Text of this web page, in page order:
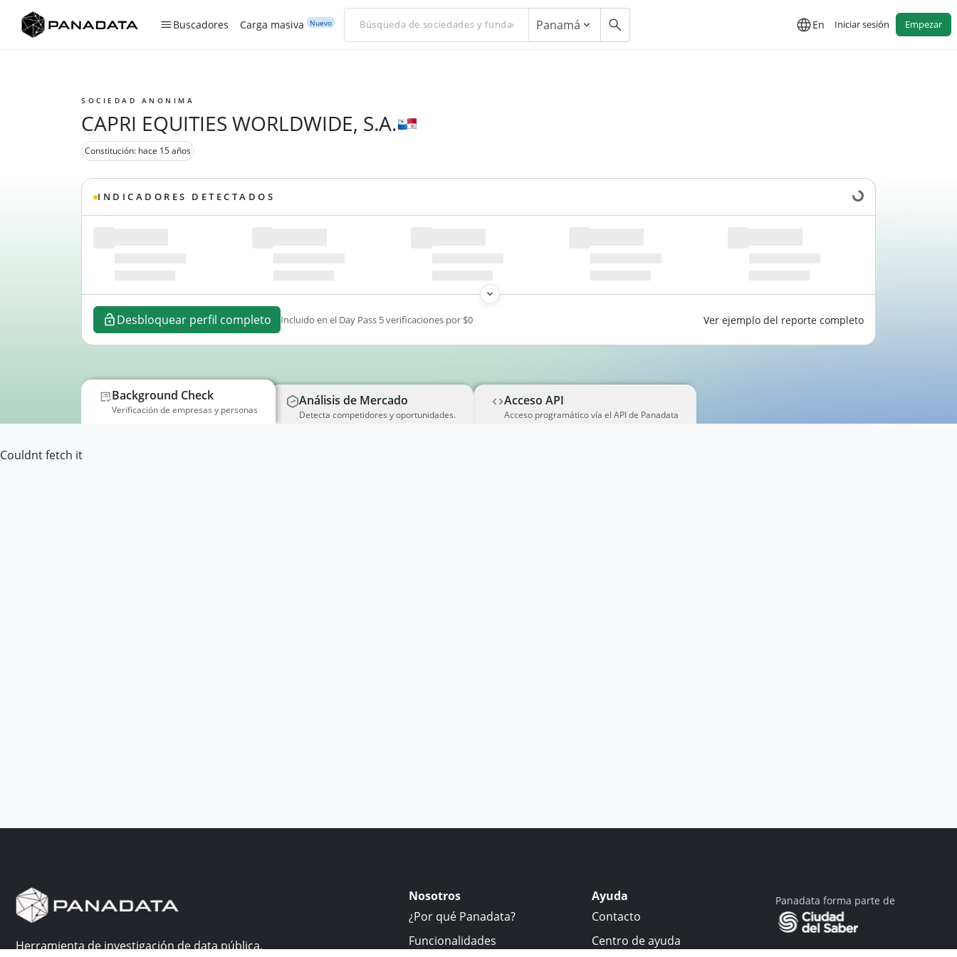
Buscadores Carga masiva Nuevo Panamá En Iniciar sesión Empezar
SOCIEDAD ANONIMA
CAPRI EQUITIES WORLDWIDE, S.A.
Constitución: hace 15 años
INDICADORES DETECTADOS Cargando datos...
Desbloquear perfil completo Incluido en el Day Pass 5 verificaciones por $0 Ver ejemplo del reporte completo
Background Check
Verificación de empresas y personas
Análisis de Mercado
Detecta competidores y oportunidades.
Acceso API
Acceso programático vía el API de Panadata
Couldnt fetch it
Herramienta de investigación de data pública,
Nosotros
¿Por qué Panadata?
Funcionalidades
Ayuda
Contacto
Centro de ayuda
Panadata forma parte de